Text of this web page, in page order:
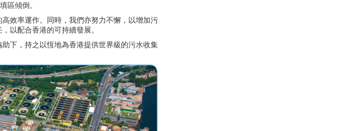
區傾倒。
效率運作。同時，我們亦努力不懈，以增加污
以配合香港的可持續發展。
下，持之以恆地為香港提供世界級的污水收集